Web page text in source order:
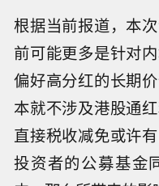
根据当前报道，本
前可能更多是针对
偏好高分红的长期
本就不涉及港股通
直接税收减免或许
投资者的公募基金